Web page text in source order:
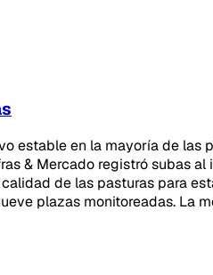
estable en la mayoría de
& Mercado registró subas
de las pasturas para
plazas monitoreadas. La